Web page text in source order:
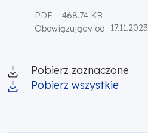
PDF
468.74 KB
Obowiązujący od
17.11.2023
Pobierz zaznaczone
Pobierz wszystkie